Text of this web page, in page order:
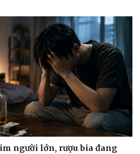
người lớn, rượu bia đang